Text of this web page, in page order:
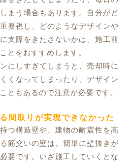
まう場合もあります。自分がど
要視し、どのようなデザインや
支障をきたさないかは、施工前
とをおすすめします。
にしすぎてしまうと、売却時に
くなってしまったり、デザイン
ともあるので注意が必要です。
間取りが実現できなかった
つ構造壁や、建物の耐震性を高
筋交いの壁は、簡単に壁抜きが
要です。いざ施工していくとな